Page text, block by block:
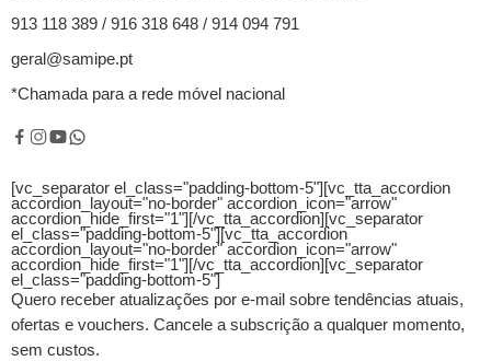
913 118 389 / 916 318 648 / 914 094 791
geral@samipe.pt
*Chamada para a rede móvel nacional
[vc_separator el_class="padding-bottom-5"][vc_tta_accordion
accordion_layout="no-border" accordion_icon="arrow"
accordion_hide_first="1"] [/vc_tta_accordion][vc_separator
el_class="padding-bottom-5"][vc_tta_accordion
accordion_layout="no-border" accordion_icon="arrow"
accordion_hide_first="1"] [/vc_tta_accordion][vc_separator
el_class="padding-bottom-5"]
Quero receber atualizações por e-mail sobre tendências atuais,
ofertas e vouchers. Cancele a subscrição a qualquer momento,
sem custos.